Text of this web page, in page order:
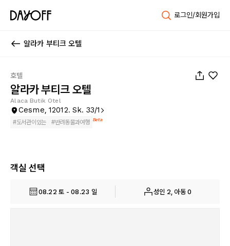
로그인/회원가입
알라카 부티크 오텔
호텔
알라카 부티크 오텔
Alaca Butik Otel
Cesme, 12012. Sk. 33/1
#도서관이있는 #반려동물과여행 Beta
객실 선택
08.22 토 - 08.23 일 성인 2, 아동 0